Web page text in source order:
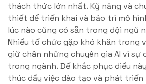
thách thức lớn nhất. Kỹ năng và
thiết để triển khai và bảo trì mô
lúc nào cũng có sẵn trong đội ngũ
Nhiều tổ chức gặp khó khăn trong
giữ chân những chuyên gia AI vì sự
trong ngành. Để khắc phục điều
thúc đẩy việc đào tạo và phát triển